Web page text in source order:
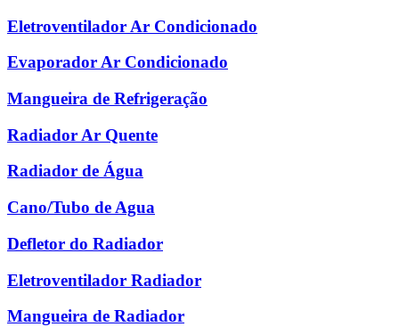
Eletroventilador Ar Condicionado
Evaporador Ar Condicionado
Mangueira de Refrigeração
Radiador Ar Quente
Radiador de Água
Cano/Tubo de Agua
Defletor do Radiador
Eletroventilador Radiador
Mangueira de Radiador